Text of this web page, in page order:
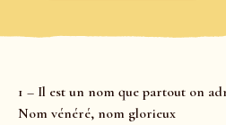
1 – Il est un nom que partout on
Nom vénéré, nom glorieux